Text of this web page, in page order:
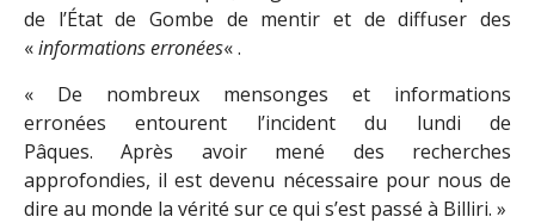
de l’État de Gombe de mentir et de diffuser des
«informations erronées« .
« De nombreux mensonges et informations
erronées entourent l’incident du lundi de
Pâques. Après avoir mené des recherches
approfondies, il est devenu nécessaire pour nous de
dire au monde la vérité sur ce qui s’est passé à Billiri. »